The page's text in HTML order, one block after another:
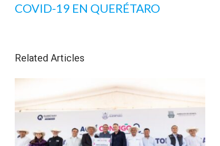
COVID-19 EN QUERÉTARO
Related Articles